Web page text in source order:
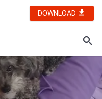
DOWNLOAD